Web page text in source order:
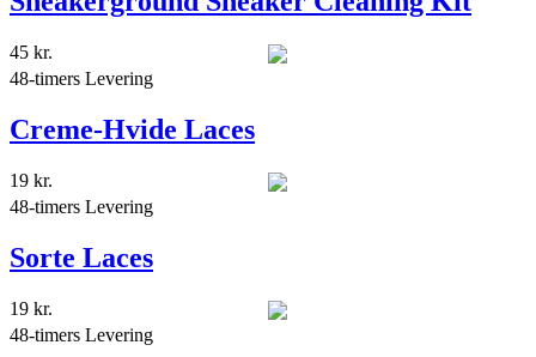
45 kr.
48-timers Levering
Creme-Hvide Laces
19 kr.
48-timers Levering
Sorte Laces
19 kr.
48-timers Levering